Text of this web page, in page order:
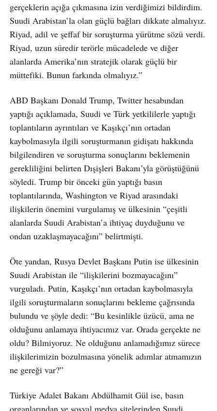
gerçeklerin açığa çıkmasına izin verdiğimizi bildirdim.
Suudi Arabistan’la olan güçlü bağları dikkate almalıyız.
Riyad, adil ve şeffaf bir soruşturma yürütme sözü verdi.
Riyad, uzun süredir terörle mücadelede ve diğer
alanlarda Amerika’nın stratejik olarak güçlü bir
müttefiki. Bunun farkında olmalıyız.”
ABD Başkanı Donald Trump, Twitter hesabından
yaptığı açıklamada, Suudi ve Türk yetkililerle yaptığı
toplantıların ayrıntıları ve Kaşıkçı’nın ortadan
kaybolmasıyla ilgili soruşturmanın gidişatı hakkında
bilgilendiren ve soruşturma sonuçlarını beklemenin
gerekliliğini belirten Dışişleri Bakanı’yla görüştüğünü
söyledi. Trump bir önceki gün yaptığı basın
toplantılarında, Washington ve Riyad arasındaki
ilişkilerin önemini vurgulamış ve ülkesinin “çeşitli
alanlarda Suudi Arabistan’a ihtiyaç duyduğunu ve
ondan uzaklaşmayacağını” belirtmişti.
Öte yandan, Rusya Devlet Başkanı Putin ise ülkesinin
Suudi Arabistan ile “ilişkilerini bozmayacağını”
vurguladı. Putin, Kaşıkçı’nın ortadan kaybolmasıyla
ilgili soruşturmaların sonuçlarını bekleme çağrısında
bulundu ve şöyle dedi: “Bu kesinlikle üzücü, ama ne
olduğunu anlamaya ihtiyacımız var. Orada gerçekte ne
oldu? Bilmiyoruz. Ne olduğunu anlamadığımız sürece
ilişkilerimizin bozulmasına yönelik adımlar atmamızın
ne gereği var?”
Türkiye Adalet Bakanı Abdülhamit Gül ise, basın
organlarından ve sosyal medya sitelerinden Suudi